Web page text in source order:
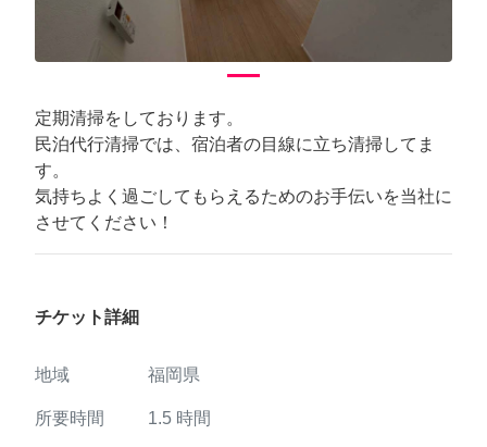
定期清掃をしております。
民泊代行清掃では、宿泊者の目線に立ち清掃してま
す。
気持ちよく過ごしてもらえるためのお手伝いを当社に
させてください！
チケット詳細
地域 福岡県
所要時間 1.5 時間